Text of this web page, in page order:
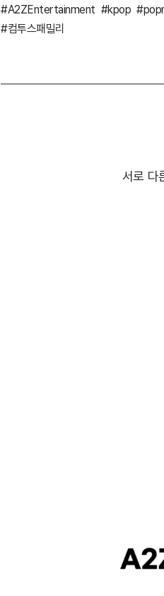
#A2ZEntertainment #kpop
#컴투스패밀리
서로 다